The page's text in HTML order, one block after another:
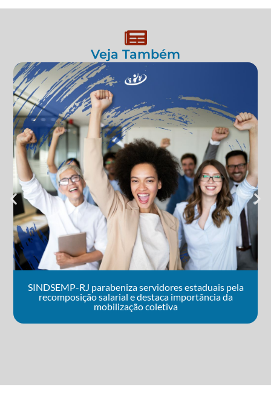
Veja Também
SINDSEMP-RJ parabeniza servidores estaduais pela
recomposição salarial e destaca importância da
mobilização coletiva